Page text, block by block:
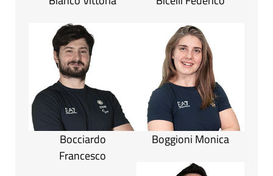
Bocciardo
Francesco
Boggioni Monica